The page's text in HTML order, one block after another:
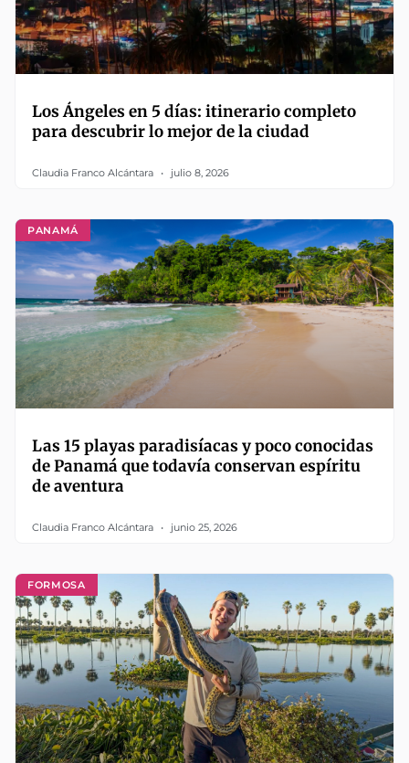
Los Ángeles en 5 días: itinerario completo
para descubrir lo mejor de la ciudad
Claudia Franco Alcántara julio 8, 2026
PANAMÁ
Las 15 playas paradisíacas y poco conocidas
de Panamá que todavía conservan espíritu
de aventura
Claudia Franco Alcántara junio 25, 2026
FORMOSA